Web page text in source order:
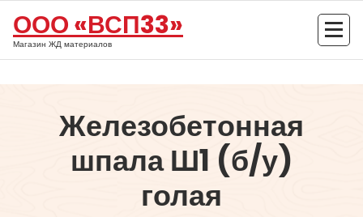
содержимому
ООО «ВСП33»
Магазин ЖД материалов
Железобетонная
шпала Ш1 (б/у)
голая